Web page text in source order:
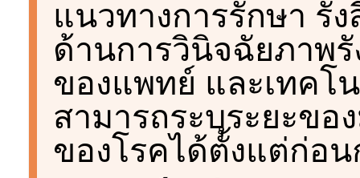
แนวทางการรักษา รั
ด้านการวินิจฉัยภาพ
ของแพทย์ และเทคโ
สามารถระบุระยะขอ
ของโรคได้ตั้งแต่ก่อ